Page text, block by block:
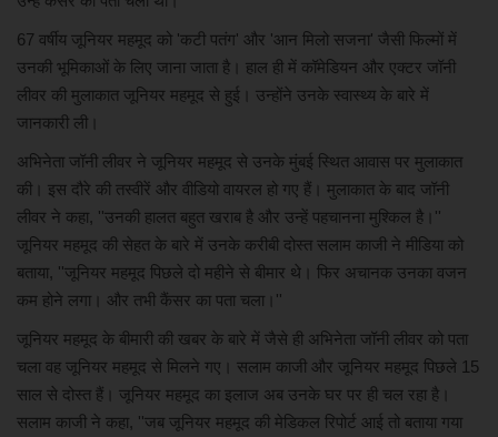
खेल
मनोरंजन
लाइफ स्टाइल
शिक्षा एवं रोजगार
स्वास्थ्य
67 वर्षीय जूनियर महमूद को 'कटी पतंग' और 'आन मिलो सजना' जैसी फिल्मों में
उनकी भूमिकाओं के लिए जाना जाता है। हाल ही में कॉमेडियन और एक्टर जॉनी
लीवर की मुलाकात जूनियर महमूद से हुई। उन्होंने उनके स्वास्थ्य के बारे में
जानकारी ली।
अभिनेता जॉनी लीवर ने जूनियर महमूद से उनके मुंबई स्थित आवास पर मुलाकात
की। इस दौरे की तस्वीरें और वीडियो वायरल हो गए हैं। मुलाकात के बाद जॉनी
लीवर ने कहा, ''उनकी हालत बहुत खराब है और उन्हें पहचानना मुश्किल है।''
जूनियर महमूद की सेहत के बारे में उनके करीबी दोस्त सलाम काजी ने मीडिया को
बताया, ''जूनियर महमूद पिछले दो महीने से बीमार थे। फिर अचानक उनका वजन
कम होने लगा। और तभी कैंसर का पता चला।''
जूनियर महमूद के बीमारी की खबर के बारे में जैसे ही अभिनेता जॉनी लीवर को पता
चला वह जूनियर महमूद से मिलने गए। सलाम काजी और जूनियर महमूद पिछले 15
साल से दोस्त हैं। जूनियर महमूद का इलाज अब उनके घर पर ही चल रहा है।
सलाम काजी ने कहा, ''जब जूनियर महमूद की मेडिकल रिपोर्ट आई तो बताया गया